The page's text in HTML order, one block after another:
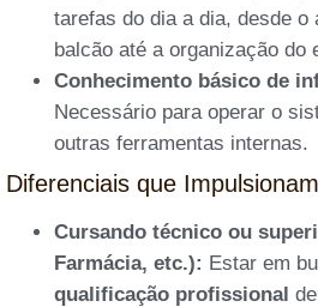
tarefas do dia a dia, desde o
balcão até a organização do
Conhecimento básico de
Necessário para operar o
outras ferramentas internas.
Diferenciais que
Cursando técnico ou
Farmácia, etc.): Estar em
qualificação profissional